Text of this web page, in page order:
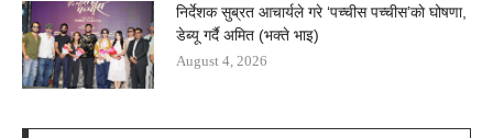
निर्देशक सुब्रत आचार्यले गरे ‘पच्चीस पच्चीस’काे घोषणा,
डेब्यू गर्दै अमित (भक्ते भाइ)
August 4, 2026